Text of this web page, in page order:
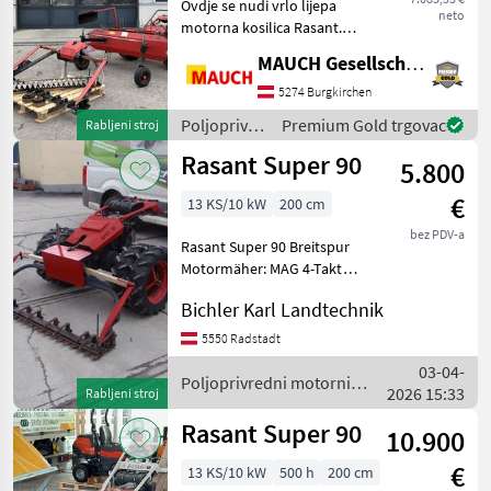
Rasant
Aebi
Reform
Rapid
Köppl
Brielmaier
Prikaži
sve
(41)
MODEL
Super
Rabljeni stroj
neto
Ovdje se nudi vrlo lijepa
motorna kosilica Rasant.
motor od 14 KS - Portalna
kosilica: 160 cm (Godina
proizvodnje: 2014.) - 3 seta
noževa
MAUCH Gesellschaft m.b.H. & Co.KG
5274 Burgkirchen
Poljoprivredni
motorni
strojevi /
Premium Gold trgovac
Rabljeni stroj
Rasant Super 90
5.800
€
bez PDV-a
13 KS/10 kW 200 cm
Rasant Super 90 Breitspur
Motormäher: MAG 4-Takt
Vorwärts- und
Rückwärtsgängen,
Lenkbremse,
Zwillingsbereifung,
Busatis 160
Bichler Karl Landtechnik
5550 Radstadt
Poljoprivredni motorni
strojevi / Rasant
03-04-
2026 15:33
Rasant Super 90
10.900
€
13 KS/10 kW 500 h 200 cm